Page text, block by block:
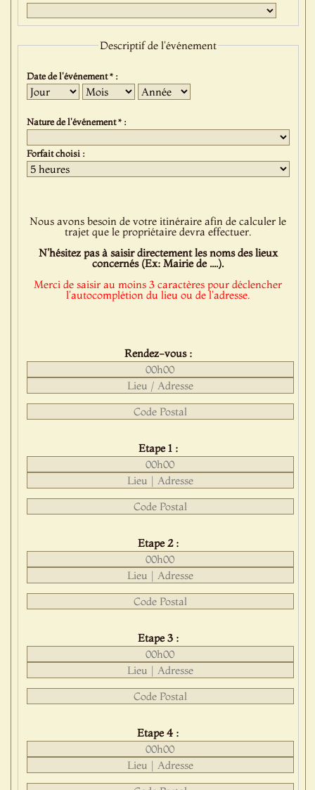
Descriptif de l'événement
Date de l'événement * :
Jour Mois Année
Nature de l'événement * :
Forfait choisi :
Nous avons besoin de votre itinéraire afin de calculer le
trajet que le propriétaire devra effectuer.
N'hésitez pas à saisir directement les noms des lieux
concernés (Ex: Mairie de ....).
Merci de saisir au moins 3 caractères pour déclencher
l'autocomplétion du lieu ou de l'adresse.
Rendez-vous :
Etape 1 :
Etape 2 :
Etape 3 :
Etape 4 :